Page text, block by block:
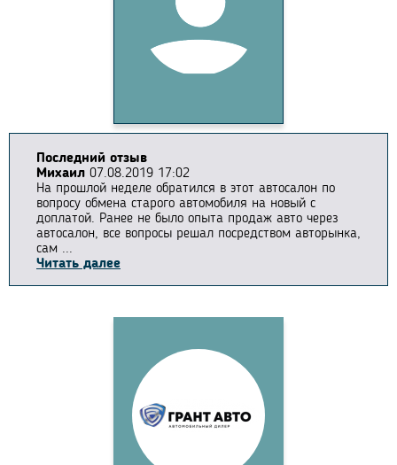
Последний отзыв
Михаил 07.08.2019 17:02
На прошлой неделе обратился в этот автосалон по
вопросу обмена старого автомобиля на новый с
доплатой. Ранее не было опыта продаж авто через
автосалон, все вопросы решал посредством авторынка,
сам ...
Читать далее